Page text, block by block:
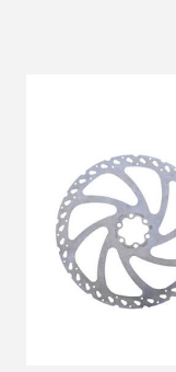
elaborado, vai ser
empreendimento.
região de atuação
serviços? Quais os
vai oferecer?
concorrentes?
ano? Quanto de